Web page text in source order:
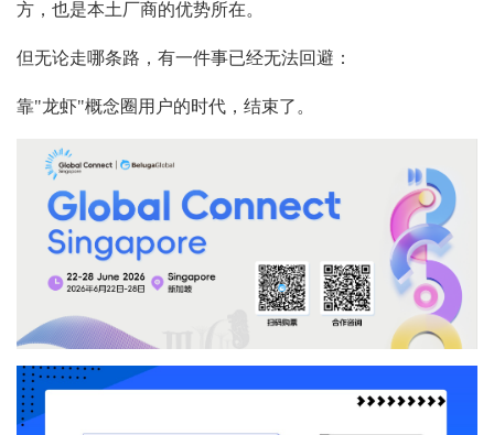
方，也是本土厂商的优势所在。
但无论走哪条路，有一件事已经无法回避：
靠"龙虾"概念圈用户的时代，结束了。